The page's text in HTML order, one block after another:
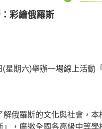
彩繪俄羅斯
星期六)舉辦一場線上活
俄羅斯的文化與社會，
，廣邀全國各高級中等學